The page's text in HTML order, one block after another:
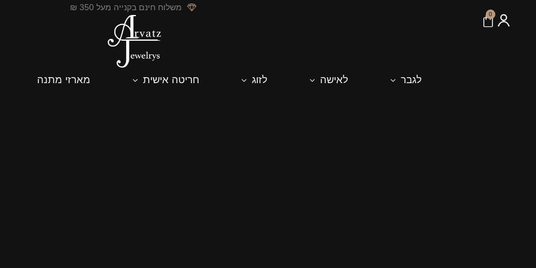
משלוח חינם בקנייה מעל 350 ₪
0
לגבר לאישה לזוג חריטה אישית מארזי מתנה